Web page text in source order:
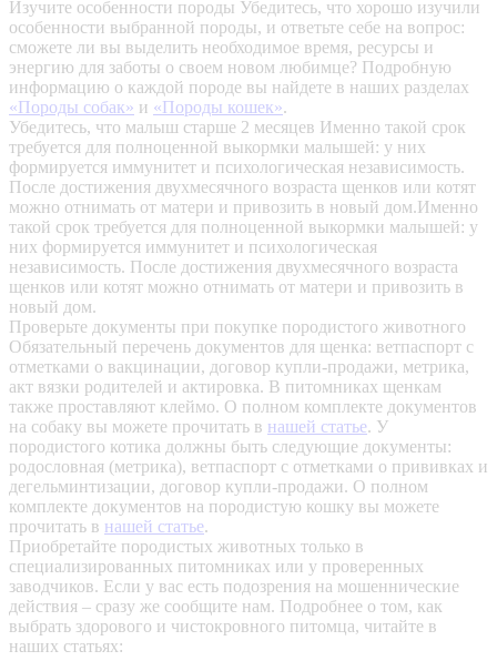
Изучите особенности породы Убедитесь, что хорошо изучили
особенности выбранной породы, и ответьте себе на вопрос:
сможете ли вы выделить необходимое время, ресурсы и
энергию для заботы о своем новом любимце? Подробную
информацию о каждой породе вы найдете в наших разделах
«Породы собак» и «Породы кошек».
Убедитесь, что малыш старше 2 месяцев Именно такой срок
требуется для полноценной выкормки малышей: у них
формируется иммунитет и психологическая независимость.
После достижения двухмесячного возраста щенков или котят
можно отнимать от матери и привозить в новый дом.Именно
такой срок требуется для полноценной выкормки малышей: у
них формируется иммунитет и психологическая
независимость. После достижения двухмесячного возраста
щенков или котят можно отнимать от матери и привозить в
новый дом.
Проверьте документы при покупке породистого животного
Обязательный перечень документов для щенка: ветпаспорт с
отметками о вакцинации, договор купли-продажи, метрика,
акт вязки родителей и актировка. В питомниках щенкам
также проставляют клеймо. О полном комплекте документов
на собаку вы можете прочитать в нашей статье. У
породистого котика должны быть следующие документы:
родословная (метрика), ветпаспорт с отметками о прививках и
дегельминтизации, договор купли-продажи. О полном
комплекте документов на породистую кошку вы можете
прочитать в нашей статье.
Приобретайте породистых животных только в
специализированных питомниках или у проверенных
заводчиков. Если у вас есть подозрения на мошеннические
действия – сразу же сообщите нам. Подробнее о том, как
выбрать здорового и чистокровного питомца, читайте в
наших статьях: